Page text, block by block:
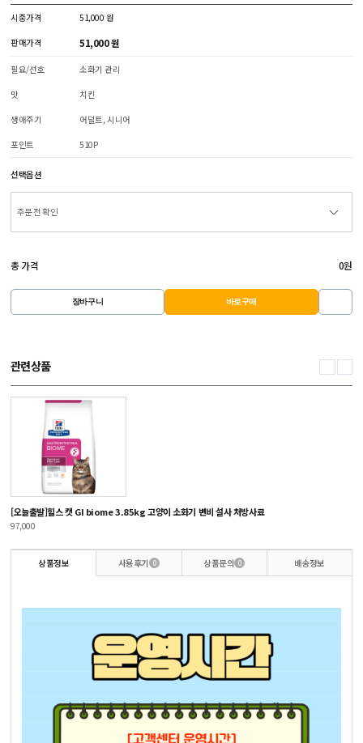
시중가격 51,000 원
판매가격 51,000 원
필요/선호 소화기 관리
맛 치킨
생애주기 어덜트, 시니어
포인트 510P
선택옵션
총 가격 0원
장바구니 바로구매
관련상품
[오늘출발]힐스 캣 GI biome 3.85kg 고양이 소화기 변비 설사 처방사료
97,000
상품정보 사용후기 0 상품문의 0 배송정보